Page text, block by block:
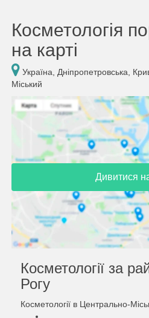
Косметологія
на карті
Україна, Дніпропетровська,
Міський
Дивитися
Косметології за
Рогу
Косметології в Центрально-